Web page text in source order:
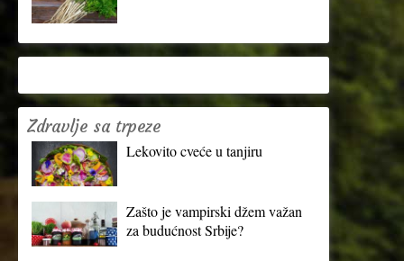
Zdravlje sa trpeze
Lekovito cveće u tanjiru
Zašto je vampirski džem važan
za budućnost Srbije?